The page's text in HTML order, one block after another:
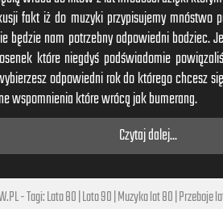
fakt iż do muzyki przypisujemy mnóstwo
będzie nam potrzebny odpowiedni bodziec.
które niegdyś podświadomie
odpowiedni rok do którego chcesz
wspomnienia które wrócą jak bumerang.
Czytaj dalej...
- Tagi:Lata 80|Lata 90|Muzyka lat 80|Przeboje